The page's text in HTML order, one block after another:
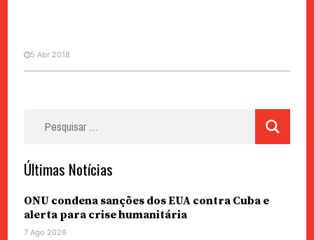
Futebol | Iong Cho Ieng assume
5 Abr 2018
Últimas Notícias
ONU condena sanções dos EUA contra Cuba e
alerta para crise humanitária
7 Ago 2026